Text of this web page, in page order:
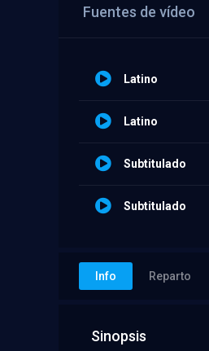
Fuentes de vídeo
Latino
Latino
Subtitulado
Subtitulado
Info Reparto
Sinopsis